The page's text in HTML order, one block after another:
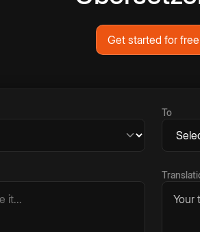
Get started for free
To
Your